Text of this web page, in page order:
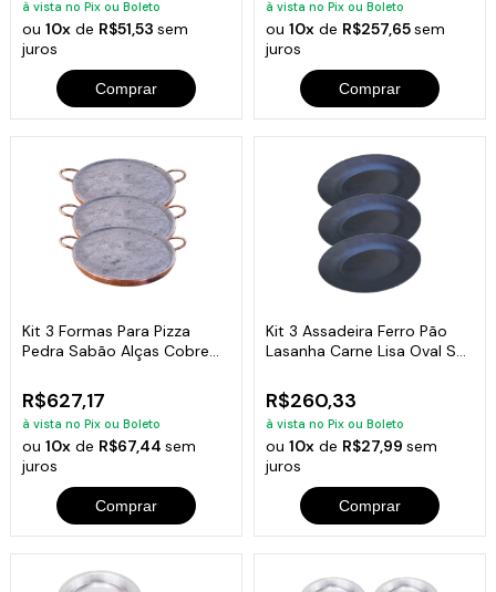
à vista no Pix ou Boleto
ou10x de R$51,53sem
juros
Comprar
à vista no Pix ou Boleto
ou 10xde R$257,65sem
juros
Comprar
Kit 3 Formas Para Pizza
Pedra Sabão Alças Cobre
R$627,17
à vista no Pix ou Boleto
ou10x de R$67,44sem
juros
Comprar
Kit 3 Assadeira Ferro Pão
Lasanha Carne Lisa Oval ST
R$260,33
à vista no Pix ou Boleto
ou 10xde R$27,99 sem
juros
Comprar